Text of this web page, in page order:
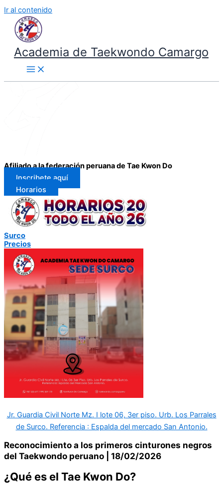
Ir al contenido
Academia de Taekwondo Camargo
Afiliado a la federación peruana de Tae Kwon Do
Inscribete aquí
Horarios
Surco
Precios
Jr. Guardia Civil Norte Mz. I lote 06, 3er piso. Urb. Los Parrales
de Surco. Referencia : Espalda del mercado San Antonio.
Reconocimiento a los primeros cinturones negros
del Taekwondo peruano | 18/02/2026
¿Qué es el Tae Kwon Do?